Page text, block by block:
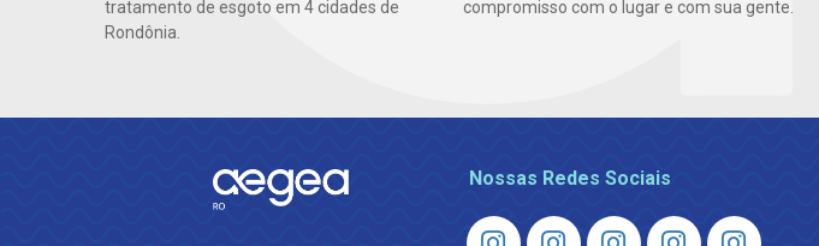
tratamento de esgoto em 4 cidades de
Rondônia.
compromisso com o lugar e com sua gente.
Nossas Redes Sociais